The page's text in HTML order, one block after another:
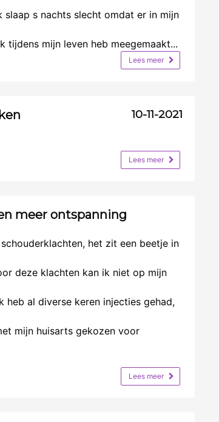
slaap s nachts slecht omdat er in mijn
tijdens mijn leven heb meegemaakt...
Lees meer
10-11-2021
Lees meer
meer ontspanning
het zit een beetje in
deze klachten kan ik niet op mijn
heb al diverse keren injecties gehad,
mijn huisarts gekozen voor
Lees meer